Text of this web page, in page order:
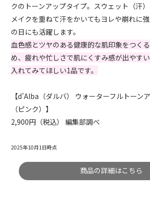
クのトーンアップタイプ。スウェット（汗）
メイクを重ねて汗をかいてもヨレや崩れに
の日にも活躍します。
血色感とツヤのある健康的な肌印象をつく
め、疲れや忙しさで肌にくすみ感が出やす
入れてみてほしい1品です。
【d’Alba（ダルバ） ウォーターフルトーン
（ピンク）】
2,900円（税込） 編集部調べ
2025年10月1日時点
商品の詳細はこちら